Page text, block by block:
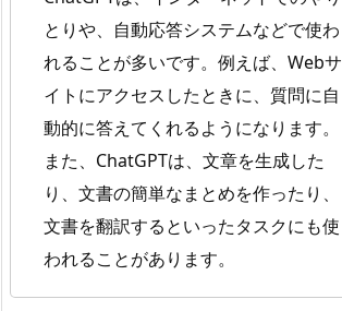
とりや、自動応答システムなどで使わ
れることが多いです。例えば、Webサ
イトにアクセスしたときに、質問に自
動的に答えてくれるようになります。
また、ChatGPTは、文章を生成した
り、文書の簡単なまとめを作ったり、
文書を翻訳するといったタスクにも使
われることがあります。